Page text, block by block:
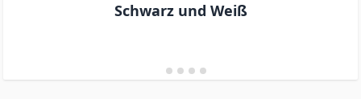
Schwarz und Weiß